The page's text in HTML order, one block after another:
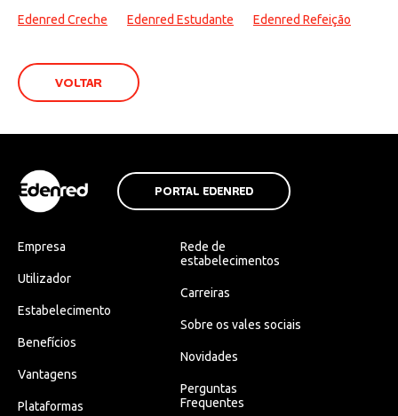
Edenred Creche Edenred Estudante Edenred Refeição
VOLTAR
PORTAL EDENRED
Empresa
Utilizador
Estabelecimento
Benefícios
Vantagens
Plataformas
Rede de
estabelecimentos
Carreiras
Sobre os vales sociais
Novidades
Perguntas
Frequentes